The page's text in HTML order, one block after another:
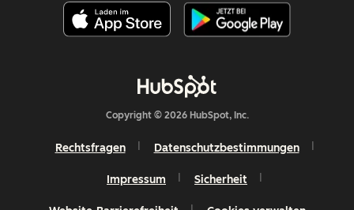
Copyright © 2026 HubSpot, Inc.
Rechtsfragen Datenschutzbestimmungen
Impressum Sicherheit